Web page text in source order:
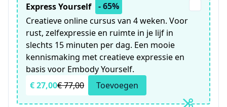
Express Yourself - 65%
Creatieve online cursus van 4 weken. Voor
rust, zelfexpressie en ruimte in je lijf in
slechts 15 minuten per dag. Een mooie
kennismaking met creatieve expressie en
basis voor Embody Yourself.
€ 27,00€ 77,00 Toevoegen